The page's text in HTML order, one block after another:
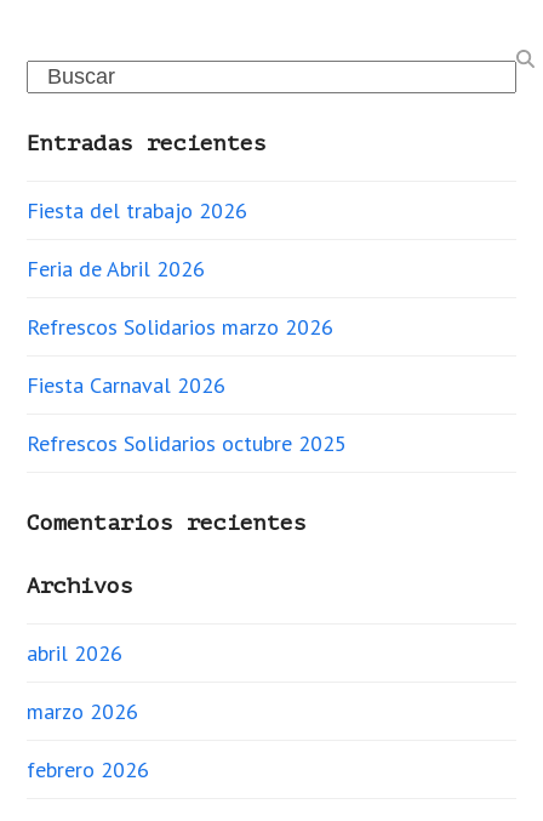
Search
Entradas recientes
Fiesta del trabajo 2026
Feria de Abril 2026
Refrescos Solidarios marzo 2026
Fiesta Carnaval 2026
Refrescos Solidarios octubre 2025
Comentarios recientes
Archivos
abril 2026
marzo 2026
febrero 2026